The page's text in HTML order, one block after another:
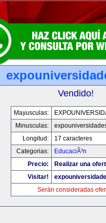
Vendido!
Mayusculas:
Minusculas:
Longitud:
17 caracteres
Categorias:
EducaciÃ³n
Precio:
Realizar una
Visitar!
Serán consideradas